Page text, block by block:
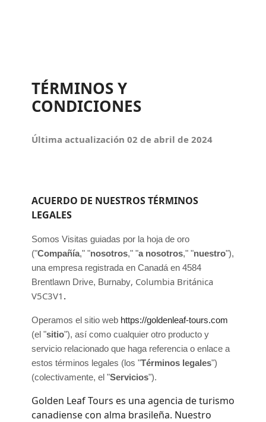
TÉRMINOS Y
CONDICIONES
Última actualización 02 de abril de 2024
ACUERDO DE NUESTROS TÉRMINOS
LEGALES
Somos Visitas guiadas por la hoja de oro
("Compañía," "nosotros," "a nosotros," "nuestro"),
una empresa registrada en Canadáen 4584
Brentlawn Drive, Burnaby, Columbia Británica
V5C3V1 .
Operamos el sitio web https://goldenleaf-tours.com
(el "sitio"), así como cualquier otro producto y
servicio relacionado que haga referencia o enlace a
estos términos legales (los "Términos legales")
(colectivamente, el "Servicios").
Golden Leaf Tours es una agencia de turismo
canadiense con alma brasileña. Nuestro